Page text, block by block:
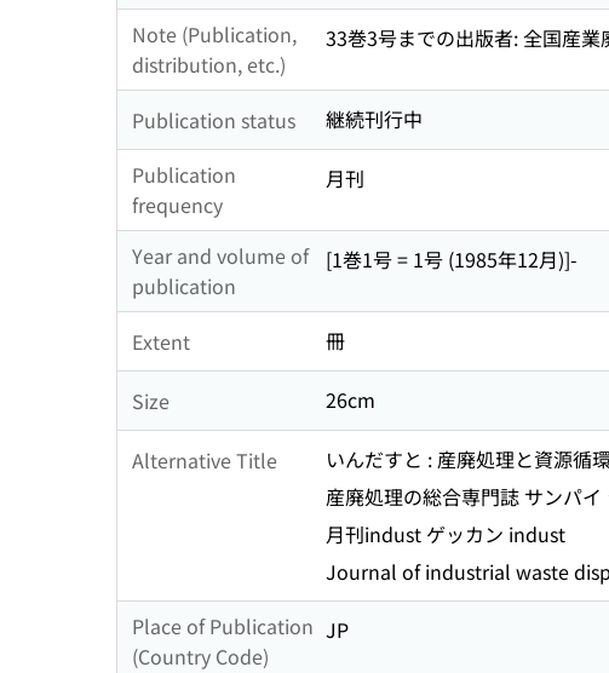
Note (Publication,
distribution, etc.)
33巻3号までの出版者: 全国産業
Publication status
継続刊行中
Publication
frequency
月刊
Year and volume of
publication
[1巻1号 = 1号 (1985年12月)]-
Extent 冊
Size 26cm
Alternative Title
いんだすと : 産廃処理と資源循
産廃処理の総合専門誌 サンパ
月刊indust ゲッカン indust
Journal of industrial waste
Place of Publication
(Country Code)
JP